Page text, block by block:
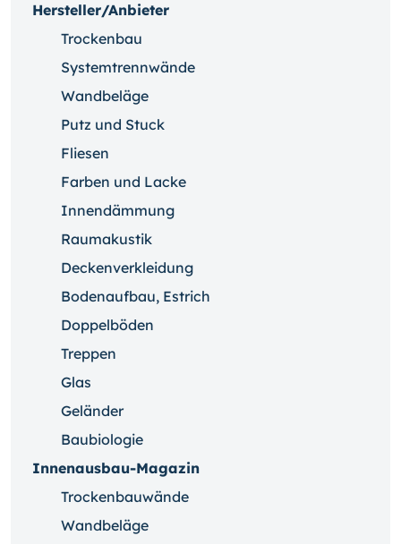
Hersteller/Anbieter
Trockenbau
Systemtrennwände
Wandbeläge
Putz und Stuck
Fliesen
Farben und Lacke
Innendämmung
Raumakustik
Deckenverkleidung
Bodenaufbau, Estrich
Doppelböden
Treppen
Glas
Geländer
Baubiologie
Innenausbau-Magazin
Trockenbauwände
Wandbeläge